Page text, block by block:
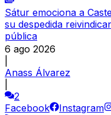
Sátur emociona a
su despedida
pública
6 ago 2026
Anass Álvarez
2
Facebook
Instagram